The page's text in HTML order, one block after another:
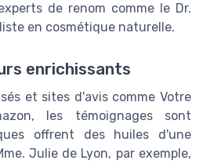
de renom comme le Dr.
en cosmétique naturelle.
enrichissants
et sites d'avis comme Votre
les témoignages sont
offrent des huiles d'une
Julie de Lyon, par exemple,